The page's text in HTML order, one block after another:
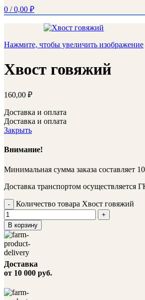
0 / 0,00 ₽
Нажмите, чтобы увеличить изображение
Хвост говяжий
160,00 ₽
Доставка и оплата
Доставка и оплата
Закрыть
Внимание!
Минимальная сумма заказа составляет
Доставка транспортом
Количество товара Хвост говяжий
В корзину
Доставка
от 10 000 руб.